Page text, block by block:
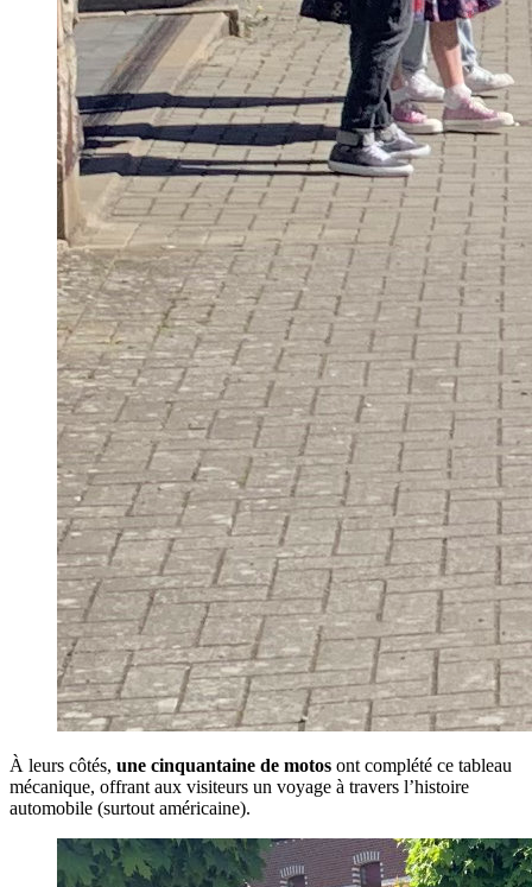
À leurs côtés, une cinquantaine de motos ont complété ce tableau
mécanique, offrant aux visiteurs un voyage à travers l’histoire
automobile (surtout américaine).